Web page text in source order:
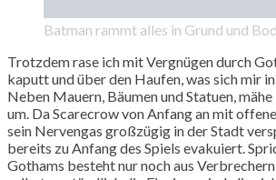
Batman rammt alles in Grund und
Trotzdem rase ich mit Vergnügen durch
kaputt und über den Haufen, was sich mir
Neben Mauern, Bäumen und Statuen,
um. Da Scarecrow von Anfang an mit
sein Nervengas großzügig in der Stadt
bereits zu Anfang des Spiels evakuiert.
Gothams besteht nur noch aus